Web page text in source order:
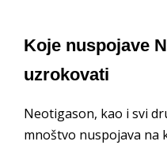
Koje nuspojave
uzrokovati
Neotigason, kao i svi
mnoštvo nuspojava na